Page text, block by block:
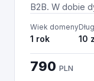
B2B. W dobie
Wiek domeny
1 rok 10
790 PLN